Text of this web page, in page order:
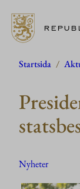
Hoppa
innehåll
Startsida /
Nyheter